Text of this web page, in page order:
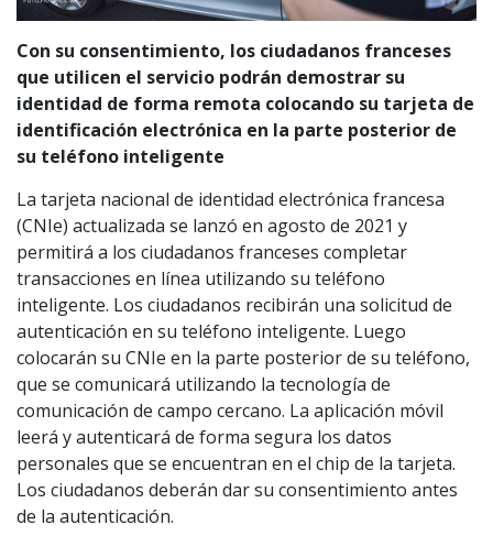
Con su consentimiento, los ciudadanos franceses
que utilicen el servicio podrán demostrar su
identidad de forma remota colocando su tarjeta de
identificación electrónica en la parte posterior de
su teléfono inteligente
La tarjeta nacional de identidad electrónica francesa
(CNIe) actualizada se lanzó en agosto de 2021 y
permitirá a los ciudadanos franceses completar
transacciones en línea utilizando su teléfono
inteligente. Los ciudadanos recibirán una solicitud de
autenticación en su teléfono inteligente. Luego
colocarán su CNIe en la parte posterior de su teléfono,
que se comunicará utilizando la tecnología de
comunicación de campo cercano. La aplicación móvil
leerá y autenticará de forma segura los datos
personales que se encuentran en el chip de la tarjeta.
Los ciudadanos deberán dar su consentimiento antes
de la autenticación.